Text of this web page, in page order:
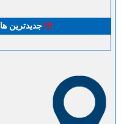
جدیدترین ها